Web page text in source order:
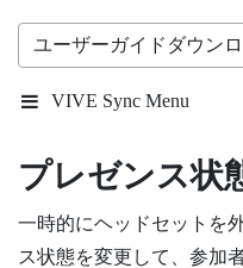
ユーザーガイドダウン
VIVE Sync Menu
プレゼンス状
一時的にヘッドセットを
ス状態を変更して、参加